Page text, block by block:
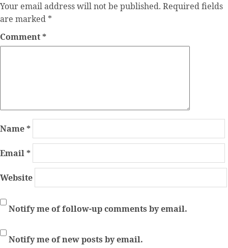
Your email address will not be published. Required fields
are marked *
Comment*
Name*
Email*
Website
Notify me of follow-up comments by email.
Notify me of new posts by email.